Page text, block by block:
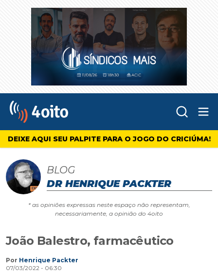
4oito
DEIXE AQUI SEU PALPITE PARA O JOGO DO CRICIÚMA!
BLOG
DR HENRIQUE PACKTER
* as opiniões expressas neste espaço não representam,
necessariamente, a opinião do 4oito
João Balestro, farmacêutico
Por Henrique Packter
07/03/2022 - 06:30